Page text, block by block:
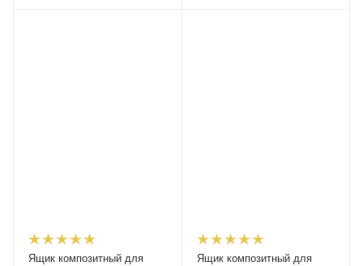
Ящик композитный для
Ящик композитный для